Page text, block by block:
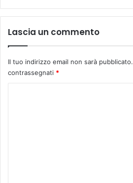
e
r
a
z
i
e
2
2
5
Lascia un commento
Il tuo indirizzo email non sarà pubblicato.
contrassegnati *